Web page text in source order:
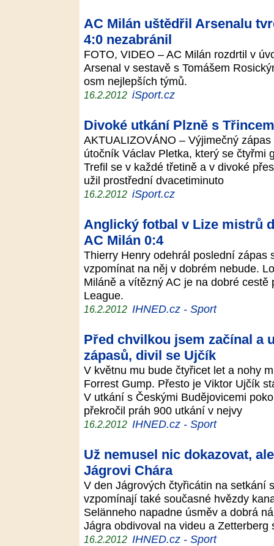
AC Milán uštědřil Arsenalu
4:0 nezabránil
FOTO, VIDEO – AC Milán rozdrtil v
Arsenal v sestavě s Tomášem
osm nejlepších týmů.
16.2.2012 iSport.cz
Divoké utkání Plzně s
AKTUALIZOVÁNO – Výjimečný
útočník Václav Pletka, který se čtyřmi
Trefil se v každé třetině a v divoké
užil prostřední dvacetiminuto
16.2.2012 iSport.cz
Anglický fotbal v Lize mistrů
AC Milán 0:4
Thierry Henry odehrál poslední zápas
vzpomínat na něj v dobrém nebude.
Miláně a vítězný AC je na dobré
League.
16.2.2012 IHNED.cz - Sport
Před chvilkou jsem začínal a
zápasů, divil se Ujčík
V květnu mu bude čtyřicet let a nohy
Forrest Gump. Přesto je Viktor Ujčík
V utkání s Českými Budějovicemi
překročil práh 900 utkání v nejvy
16.2.2012 IHNED.cz - Sport
Už nemusel nic dokazovat,
Jágrovi Chára
V den Jágrových čtyřicátin na setkání
vzpomínají také současné hvězdy
Selänneho napadne úsměv a dobrá
Jágra obdivoval na videu a
16.2.2012 IHNED.cz - Sport